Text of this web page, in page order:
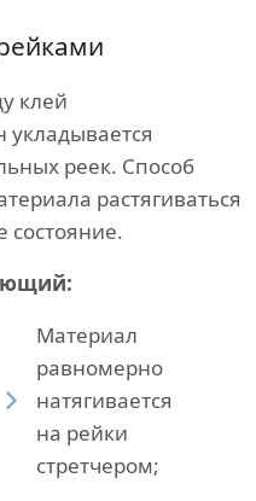
клей
укладывается
реек. Способ
растягиваться
состояние.
Материал
равномерно
натягивается
на рейки
стретчером;